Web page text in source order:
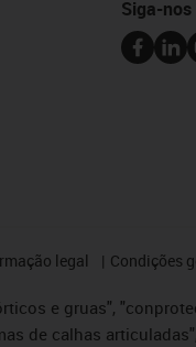
Siga-
legal Condições
e gruas",
de calhas